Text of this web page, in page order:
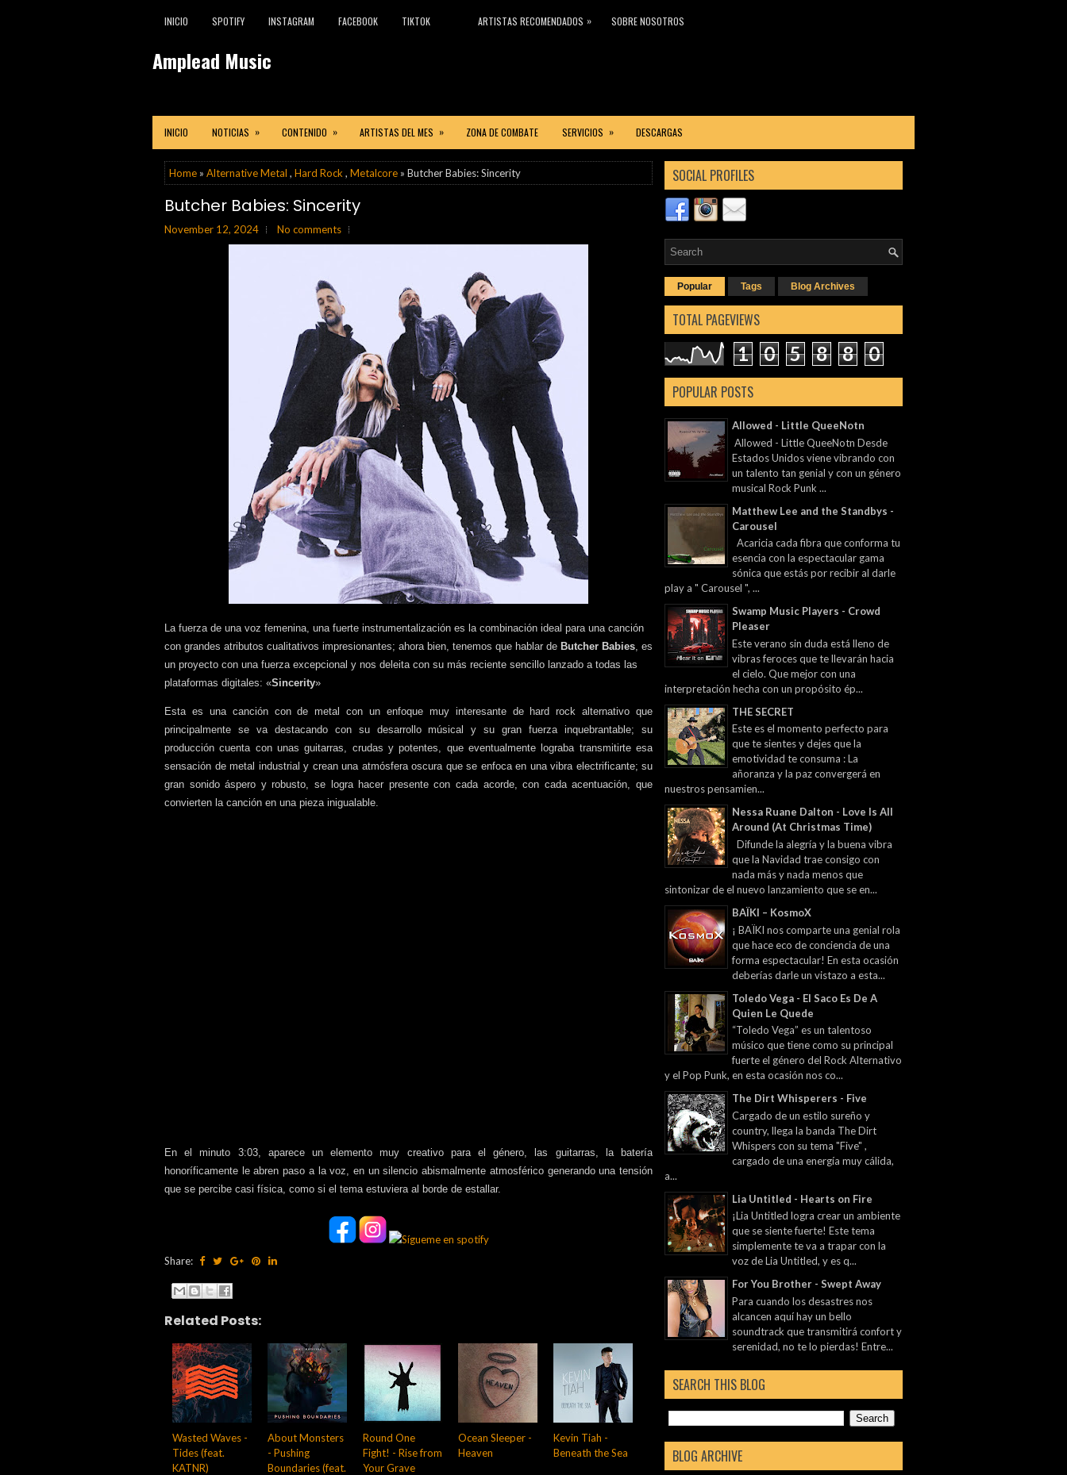
INICIO SPOTIFY INSTAGRAM FACEBOOK TIKTOK ARTISTAS RECOMENDADOS » SOBRE NOSOTROS
Amplead Music
INICIO NOTICIAS » CONTENIDO » ARTISTAS DEL MES » ZONA DE COMBATE SERVICIOS » DESCARGAS
Home » Alternative Metal , Hard Rock , Metalcore » Butcher Babies: Sincerity
Butcher Babies: Sincerity
November 12, 2024 No comments
La fuerza de una voz femenina, una fuerte instrumentalización es la combinación ideal para una canción
con grandes atributos cualitativos impresionantes; ahora bien, tenemos que hablar de Butcher Babies, es
un proyecto con una fuerza excepcional y nos deleita con su más reciente sencillo lanzado a todas las
plataformas digitales: «Sincerity»
Esta es una canción con de metal con un enfoque muy interesante de hard rock alternativo que
principalmente se va destacando con su desarrollo músical y su gran fuerza inquebrantable; su
producción cuenta con unas guitarras, crudas y potentes, que eventualmente lograba transmitirte esa
sensación de metal industrial y crean una atmósfera oscura que se enfoca en una vibra electrificante; su
gran sonido áspero y robusto, se logra hacer presente con cada acorde, con cada acentuación, que
convierten la canción en una pieza inigualable.
En el minuto 3:03, aparece un elemento muy creativo para el género, las guitarras, la batería
honoríficamente le abren paso a la voz, en un silencio abismalmente atmosférico generando una tensión
que se percibe casi física, como si el tema estuviera al borde de estallar.
Share:
Related Posts:
Wasted Waves -
Tides (feat.
KATNR)
About Monsters
- Pushing
Boundaries (feat.
Round One
Fight! - Rise from
Your Grave
Ocean Sleeper -
Heaven
Kevin Tiah -
Beneath the Sea
SOCIAL PROFILES
Popular Tags Blog Archives
TOTAL PAGEVIEWS
1 0 5 8 8 0
POPULAR POSTS
Allowed - Little QueeNotn
Allowed - Little QueeNotn Desde
Estados Unidos viene vibrando con
un talento tan genial y con un género
musical Rock Punk ...
Matthew Lee and the Standbys -
Carousel
Acaricia cada fibra que conforma tu
esencia con la espectacular gama
sónica que estás por recibir al darle
play a " Carousel ", ...
Swamp Music Players - Crowd
Pleaser
Este verano sin duda está lleno de
vibras feroces que te llevarán hacia
el cielo. Que mejor con una
interpretación hecha con un propósito ép...
THE SECRET
Este es el momento perfecto para
que te sientes y dejes que la
emotividad te consuma : La
añoranza y la paz convergerá en
nuestros pensamien...
Nessa Ruane Dalton - Love Is All
Around (At Christmas Time)
Difunde la alegría y la buena vibra
que la Navidad trae consigo con
nada más y nada menos que
sintonizar de el nuevo lanzamiento que se en...
BAÏKI – KosmoX
¡ BAÏKI nos comparte una genial rola
que hace eco de conciencia de una
forma espectacular! En esta ocasión
deberías darle un vistazo a esta...
Toledo Vega - El Saco Es De A
Quien Le Quede
“Toledo Vega” es un talentoso
músico que tiene como su principal
fuerte el género del Rock Alternativo
y el Pop Punk, en esta ocasión nos co...
The Dirt Whisperers - Five
Cargado de un estilo sureño y
country, llega la banda The Dirt
Whispers con su tema "Five" ,
cargado de una energía muy cálida,
a...
Lia Untitled - Hearts on Fire
¡Lia Untitled logra crear un ambiente
que se siente fuerte! Este tema
simplemente te va a trapar con la
voz de Lia Untitled, y es q...
For You Brother - Swept Away
Para cuando los desastres nos
alcancen aquí hay un bello
soundtrack que transmitirá confort y
serenidad, no te lo pierdas! Entre...
SEARCH THIS BLOG
BLOG ARCHIVE